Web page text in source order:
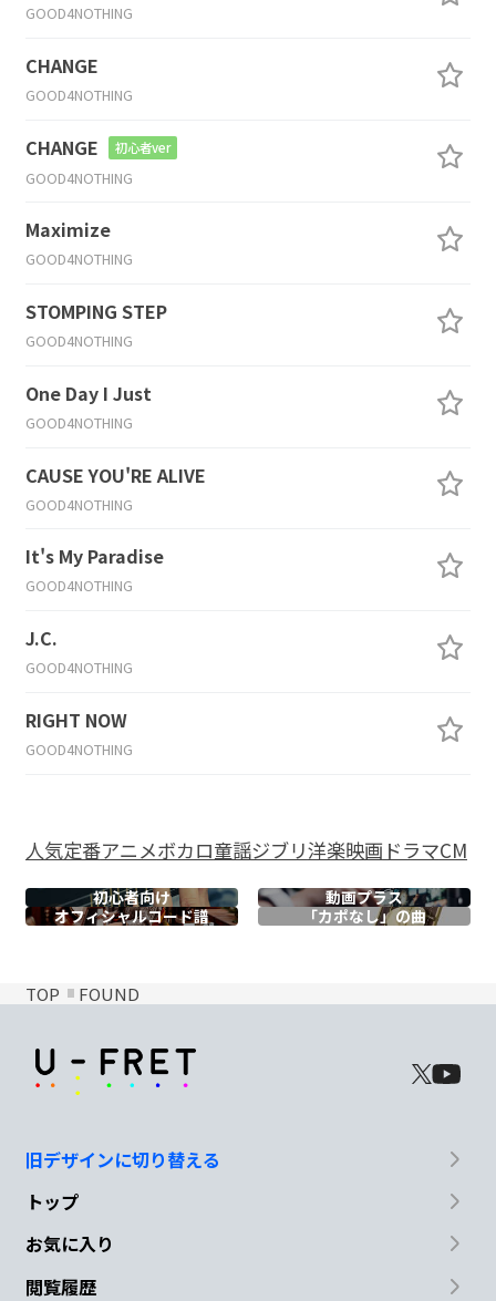
GOOD4NOTHING
CHANGE
GOOD4NOTHING
CHANGE 初心者ver
GOOD4NOTHING
Maximize
GOOD4NOTHING
STOMPING STEP
GOOD4NOTHING
One Day I Just
GOOD4NOTHING
CAUSE YOU'RE ALIVE
GOOD4NOTHING
It's My Paradise
GOOD4NOTHING
J.C.
GOOD4NOTHING
RIGHT NOW
GOOD4NOTHING
人気定番アニメボカロ童謡ジブリ洋楽映画ドラマCM
初心者向け
動画プラス
オフィシャルコード譜 「カポなし」の曲
TOP FOUND
旧デザインに切り替える
トップ
お気に入り
閲覧履歴